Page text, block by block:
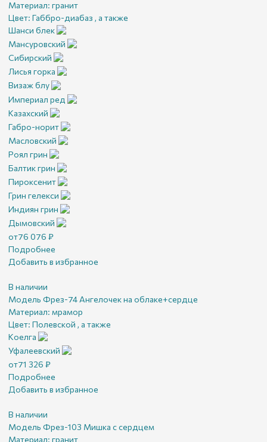
Материал: гранит
Цвет: Габбро-диабаз , а также
Шанси блек
Мансуровский
Сибирский
Лисья горка
Визаж блу
Империал ред
Казахский
Габро-норит
Масловский
Роял грин
Балтик грин
Пироксенит
Грин гелекси
Индиян грин
Дымовский
от76 076 ₽
Подробнее
Добавить в избранное
В наличии
Модель Фрез-74 Ангелочек на облаке+сердце
Материал: мрамор
Цвет: Полевской , а также
Коелга
Уфалеевский
от71 326 ₽
Подробнее
Добавить в избранное
В наличии
Модель Фрез-103 Мишка с сердцем
Материал: гранит